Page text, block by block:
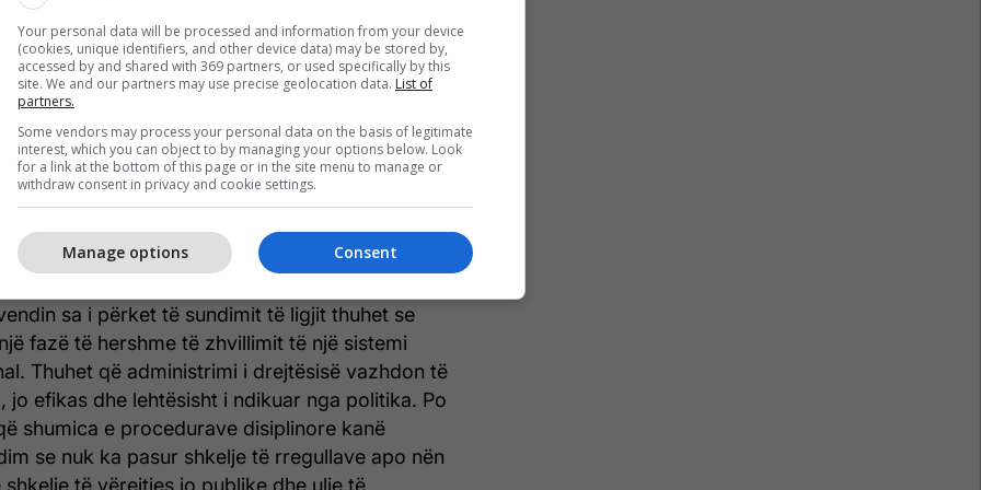
radhazi kam ftuar partitë politike në takim për t’i
çështjen e vettingut dhe përgjigja ka qenë
përveç grupit parlamentar Lëvizja Vetëvendosje
që përfaqësojnë komunitetet jo shumicë në
nuk kanë shprehur interes për të na takuar”, ka
KP.
deputetin e AAK-së, Besnik Tahiri, i cili tha se ka
dhe Bashkimit Evropian në këtë drejtim. Më
disa nga konstatimet e raportit për vendin.
sa i përket të sundimit të ligjit thuhet se
fazë të hershme të zhvillimit të një sistemi
Thuhet që administrimi i drejtësisë vazhdon të
jo efikas dhe lehtësisht i ndikuar nga politika. Po
shumica e procedurave disiplinore kanë
se nuk ka pasur shkelje të rregullave apo nën
të vërejtjes jo publike dhe ulje të
Your personal data will be processed and information from your device
(cookies, unique identifiers, and other device data) may be stored by,
accessed by and shared with 369 partners, or used specifically by this
site. We and our partners may use precise geolocation data. List of
partners.
Some vendors may process your personal data on the basis of legitimate
interest, which you can object to by managing your options below. Look
for a link at the bottom of this page or in the site menu to manage or
withdraw consent in privacy and cookie settings.
Consent
Manage options